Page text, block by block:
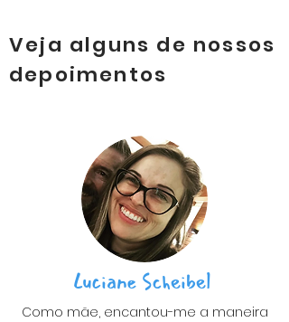
Veja alguns de nossos
depoimentos
Luciane Scheibel
Como mãe, encantou-me a maneira